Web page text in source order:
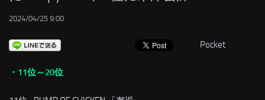
2024/04/25 9:00
Pocket
・11位～20位